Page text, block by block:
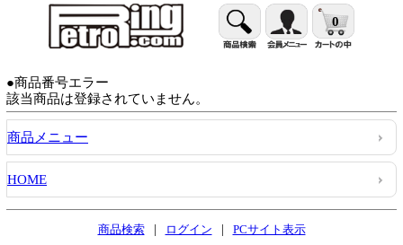
0
●商品番号エラー
該当商品は登録されていません。
商品メニュー
HOME
商品検索 | ログイン | PCサイト表示